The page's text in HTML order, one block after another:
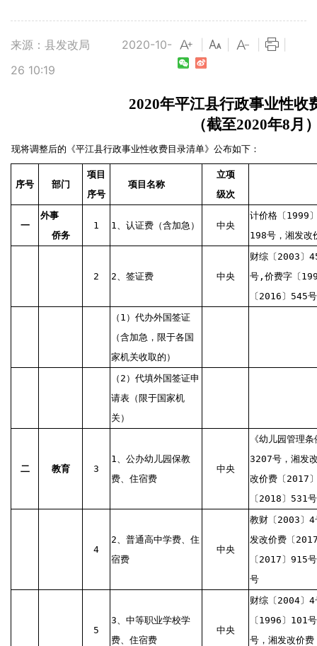
来源：县发改局
2020-10-
26 10:19
2020年平江县行政事业性收
（截至2020年8月
现将调整后的《平江县行政事业性收费目录清单》公布如下：
序号 部门
项目
序号
项目名称
立项
级次
一
外事
侨务
1 1、认证费（含加急） 中央
计价格〔1999
198号，湘发改
2 2、签证费 中央
财综〔2003〕
号,价费字〔
〔2016〕545号
（1）代办外国签证
（含加急，限于各国
家机关收取的）
（2）代填外国签证申
请表（限于国家机
关）
二 教育 3
1、公办幼儿园保教
费、住宿费
中央
《幼儿园管理
3207号，湘发
改价费〔2017
〔2018〕531号
4
2、普通高中学费、住
宿费
中央
教财〔2003〕
发改价费〔
〔2017〕915
号
5
3、中等职业学校学
费、住宿费
中央
财综〔2004〕
〔1996〕101
号，湘发改价